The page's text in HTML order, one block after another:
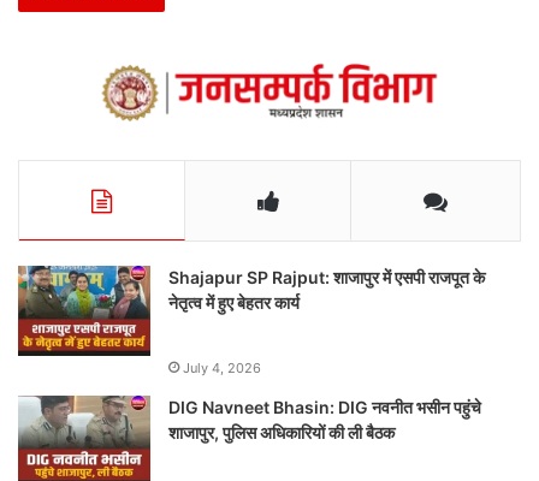
Shajapur SP Rajput: शाजापुर में एसपी राजपूत के
नेतृत्व में हुए बेहतर कार्य
July 4, 2026
DIG Navneet Bhasin: DIG नवनीत भसीन पहुंचे
शाजापुर, पुलिस अधिकारियों की ली बैठक